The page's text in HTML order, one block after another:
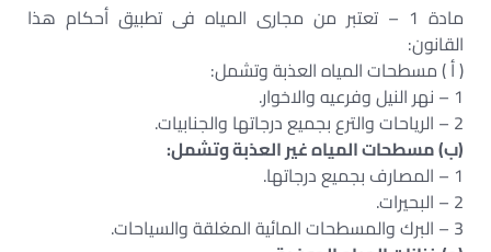
مادة 1 – تعتبر من مجارى المياه فى تطبيق أحكام هذا
القانون:
( أ ) مسطحات المياه العذبة وتشمل:
1 – نهر النيل وفرعيه والاخوار.
2 – الرياحات والترع بجميع درجاتها والجنابيات.
(ب) مسطحات المياه غير العذبة وتشمل:
1 – المصارف بجميع درجاتها.
2 – البحيرات.
3 – البرك والمسطحات المائية المغلقة والسياحات.